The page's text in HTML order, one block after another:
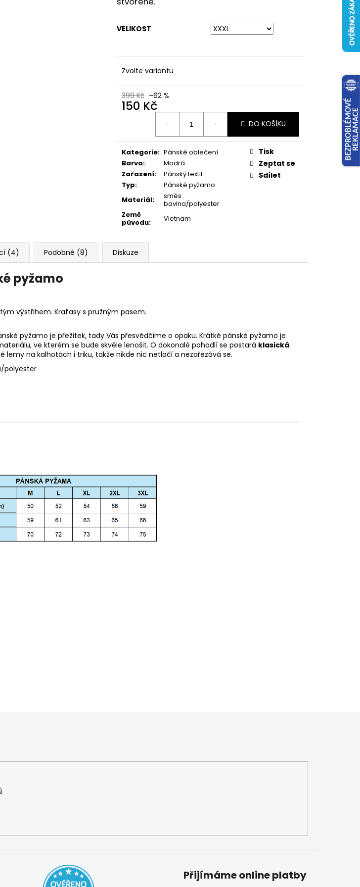
VELIKOST
Zvolte variantu
399 Kč –62 %
150 Kč
DO KOŠÍKU
Kategorie: Pánské oblečení
Barva:
Modrá
Zařazení:
Pánský textil
Typ:
Pánské pyžamo
Materiál:
směs
bavlna/polyester
Země
původu: Vietnam
Tisk
Zeptat se
Sdílet
(4) Podobné (8) Diskuze
pyžamo
výstřihem. Kraťasy s pružným pasem.
pyžamo je přežitek, tady Vás přesvědčíme o opaku. Krátké pánské pyžamo je
ve kterém se bude skvěle lenošit. O dokonalé pohodlí se postará klasická
lemy na kalhotách i triku, takže nikde nic netlačí a nezařezává se.
polyester
Přijímáme online platby